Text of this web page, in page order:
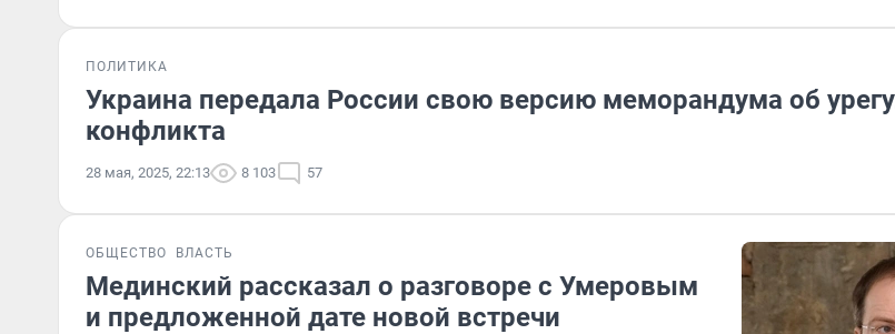
ПОЛИТИКА
Украина передала России свою версию меморандума об
конфликта
28 мая, 2025, 22:13 8 103 57
ОБЩЕСТВО ВЛАСТЬ
Мединский рассказал о разговоре с Умеровым
и предложенной дате новой встречи